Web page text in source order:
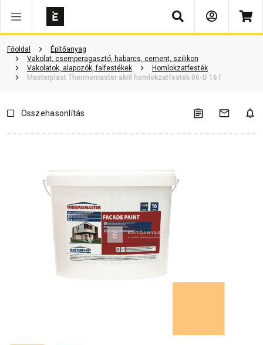
Keresés
Főoldal
Építőanyag
Vakolat, csemperagasztó, habarcs, cement, szilikon
Vakolatok, alapozók, falfestékek
Homlokzatfesték
Masterplast Thermomaster akril homlokzatfesték 06-D 16 l
Termékinformáció Kérdések és válaszok
Összehasonlítás